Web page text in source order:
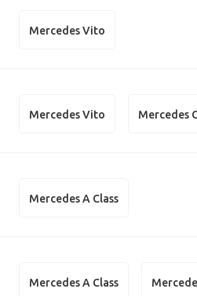
Mercedes Vito
Mercedes Vito Mercedes
Mercedes A Class
Mercedes A Class